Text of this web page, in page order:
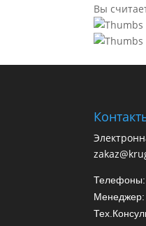
Вы
Телефоны:
Менеджер: